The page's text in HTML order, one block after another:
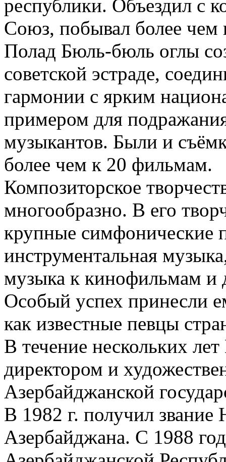
республики. Объездил с
Союз, побывал более чем
Полад Бюль-бюль оглы
советской эстраде,
гармонии с ярким
примером для
музыкантов. Были и
более чем к 20 фильмам.
Композиторское
многообразно. В его
крупные симфонические
инструментальная
музыка к кинофильмам и
Особый успех принесли
как известные певцы
В течение нескольких
директором и
Азербайджанской
В 1982 г. получил звание
Азербайджана. С 1988